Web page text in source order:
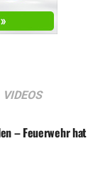
VIDEOS
– Feuerwehr hat